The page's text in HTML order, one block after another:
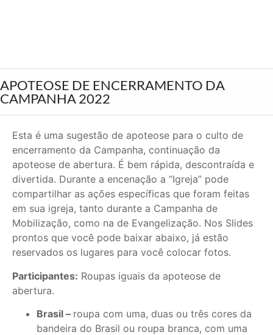
APOTEOSE DE ENCERRAMENTO DA
CAMPANHA 2022
Esta é uma sugestão de apoteose para o culto de
encerramento da Campanha, continuação da
apoteose de abertura. É bem rápida, descontraída e
divertida. Durante a encenação a “Igreja” pode
compartilhar as ações específicas que foram feitas
em sua igreja, tanto durante a Campanha de
Mobilização, como na de Evangelização. Nos Slides
prontos que você pode baixar abaixo, já estão
reservados os lugares para você colocar fotos.
Participantes: Roupas iguais da apoteose de
abertura.
Brasil – roupa com uma, duas ou três cores da
bandeira do Brasil ou roupa branca, com uma